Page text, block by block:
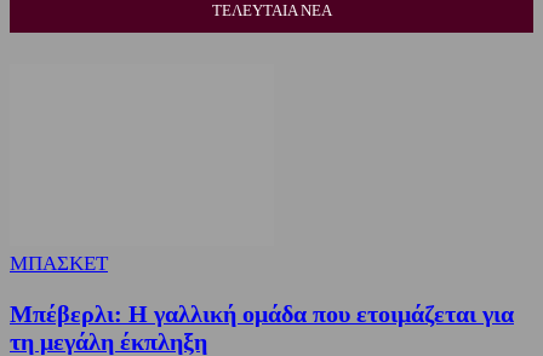
ΤΕΛΕΥΤΑΙΑ ΝΕΑ
ΜΠΑΣΚΕΤ
Μπέβερλι: Η γαλλική ομάδα που ετοιμάζεται για
τη μεγάλη έκπληξη